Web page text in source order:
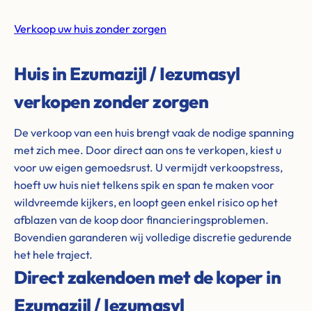
Verkoop uw huis zonder zorgen
Huis in Ezumazijl / Iezumasyl
verkopen zonder zorgen
De verkoop van een huis brengt vaak de nodige spanning
met zich mee. Door direct aan ons te verkopen, kiest u
voor uw eigen gemoedsrust. U vermijdt verkoopstress,
hoeft uw huis niet telkens spik en span te maken voor
wildvreemde kijkers, en loopt geen enkel risico op het
afblazen van de koop door financieringsproblemen.
Bovendien garanderen wij volledige discretie gedurende
het hele traject.
Direct zakendoen met de koper in
Ezumazijl / Iezumasyl